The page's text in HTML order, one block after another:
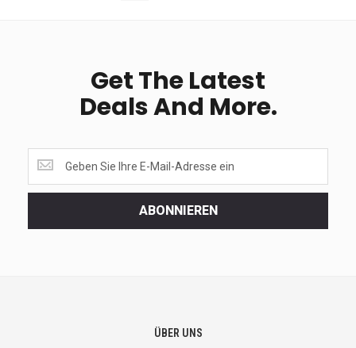
Get The Latest
Deals And More.
the
latest
ABONNIEREN
ÜBER UNS